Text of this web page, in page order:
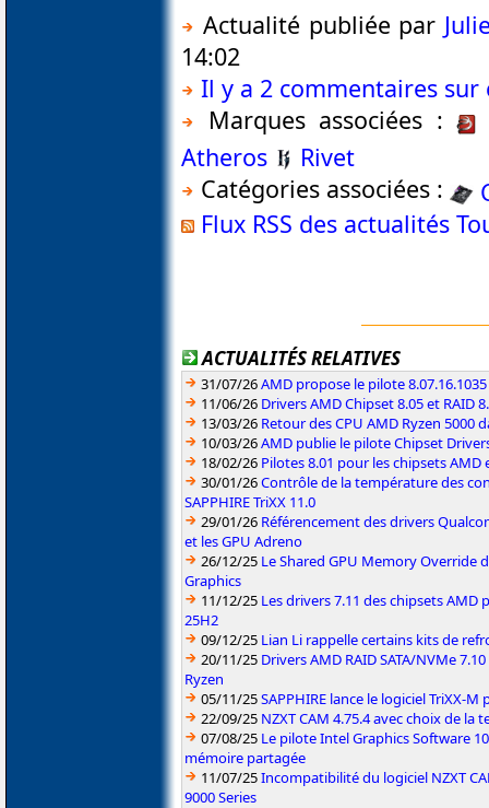
Actualité publiée par
14:02
Il y a 2 commentaires
Marques associées :
Atheros
Rivet
Catégories associées :
Flux RSS des actualités
ACTUALITÉS RELATIVES
31/07/26AMD propose le pilote
11/06/26 Drivers AMD Chipset 8.05 et RAID
13/03/26 Retour des CPU AMD Ryzen 5000
10/03/26AMD publie le pilote Chipset
18/02/26 Pilotes 8.01 pour les chipsets AMD
30/01/26Contrôle de la température des
SAPPHIRE TriXX 11.0
29/01/26 Référencement des drivers
et les GPU Adreno
26/12/25 Le Shared GPU Memory Override
Graphics
11/12/25 Les drivers 7.11 des chipsets
25H2
09/12/25 Lian Li rappelle certains kits de
20/11/25 Drivers AMD RAID SATA/NVMe
Ryzen
05/11/25SAPPHIRE lance le logiciel TriXX-
22/09/25 NZXT CAM 4.75.4 avec choix de la
07/08/25 Le pilote Intel Graphics Software
mémoire partagée
11/07/25Incompatibilité du logiciel NZXT
9000 Series